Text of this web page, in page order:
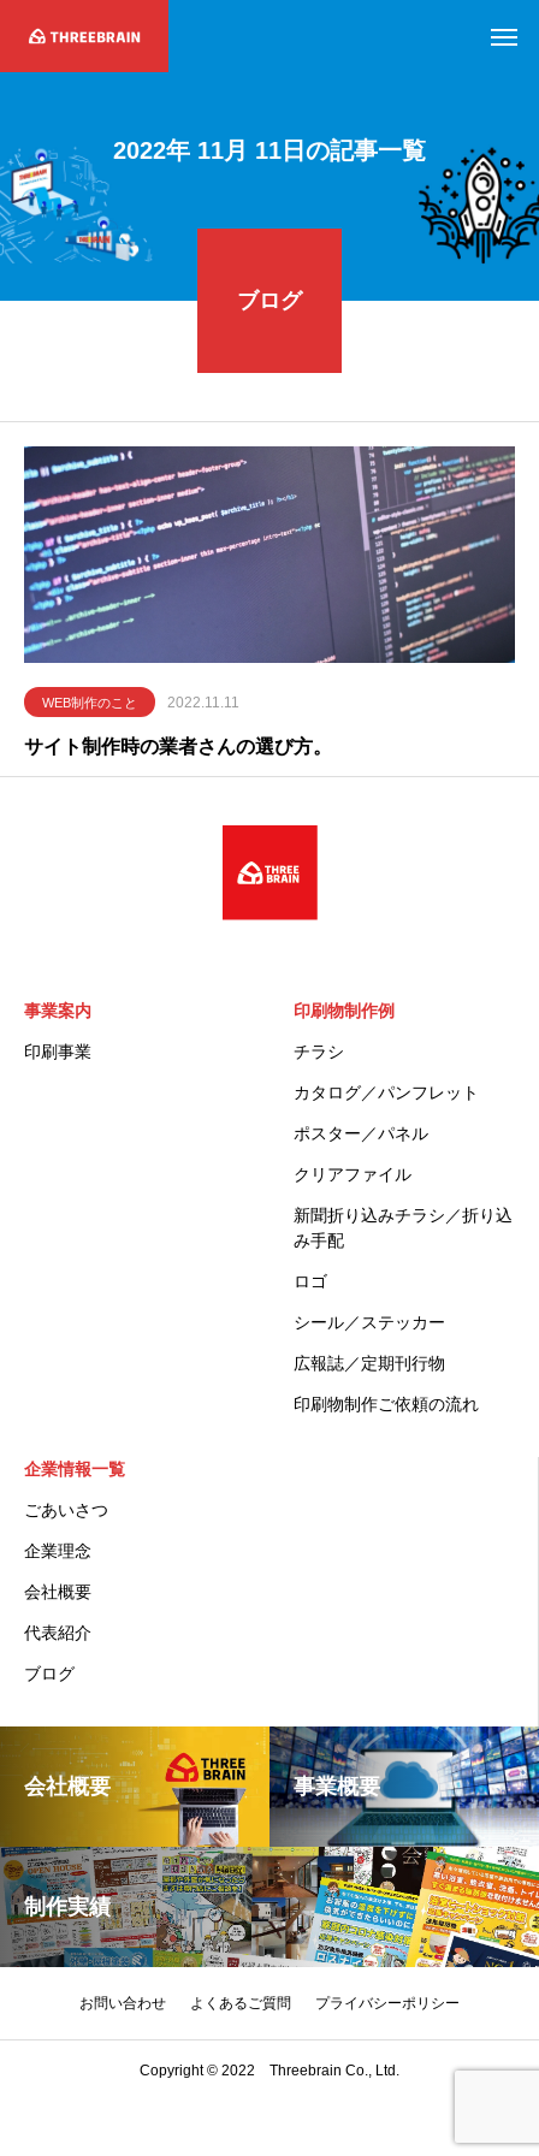
2022年 11月 11 日 の記事一覧
ブログ
WEB制作のこと 2022.11.11
サイト制作時の業者さんの選び方。
事業案内
印刷事業
印刷物制作例
チラシ
カタログ／パンフレット
ポスター／パネル
クリアファイル
新聞折り込みチラシ／折り込
み手配
ロゴ
シール／ステッカー
広報誌／定期刊行物
印刷物制作ご依頼の流れ
企業情報一覧
ごあいさつ
企業理念
会社概要
代表紹介
ブログ
会社概要 事業概要
制作実績
お問い合わせ よくあるご質問 プライバシーポリシー
Copyright © 2022 Threebrain Co., Ltd.